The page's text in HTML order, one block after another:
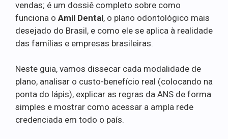
vendas; é um dossiê completo sobre como
funciona o Amil Dental, o plano odontológico mais
desejado do Brasil, e como ele se aplica à realidade
das famílias e empresas brasileiras.
Neste guia, vamos dissecar cada modalidade de
plano, analisar o custo-benefício real (colocando na
ponta do lápis), explicar as regras da ANS de forma
simples e mostrar como acessar a ampla rede
credenciada em todo o país.